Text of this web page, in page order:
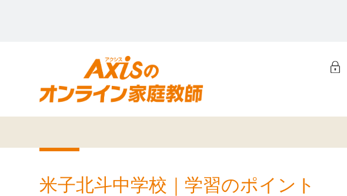
米子北斗中学校｜学習のポイント